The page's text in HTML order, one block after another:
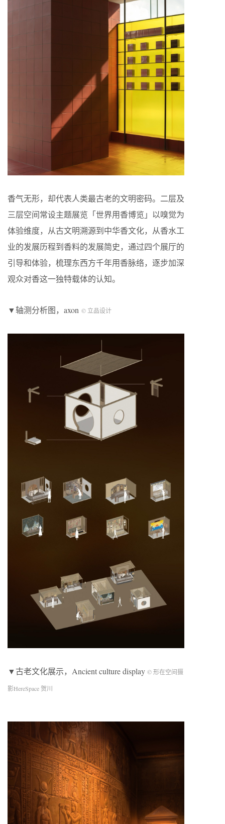
香气无形，却代表人类最古老的文明密码。二层及
三层空间常设主题展览「世界用香博览」以嗅觉为
体验维度，从古文明溯源到中华香文化，从香水工
业的发展历程到香料的发展简史，通过四个展厅的
引导和体验，梳理东西方千年用香脉络，逐步加深
观众对香这一独特载体的认知。
▼轴测分析图，axon © 立品设计
▼古老文化展示，Ancient culture display © 形在空间摄
影HereSpace 贺川